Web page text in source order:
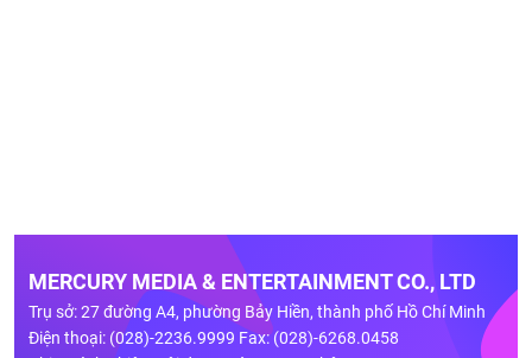
MERCURY MEDIA & ENTERTAINMENT CO., LTD
Trụ sở: 27 đường A4, phường Bảy Hiền, thành phố Hồ Chí Minh
Điện thoại: (028)-2236.9999 Fax: (028)-6268.0458